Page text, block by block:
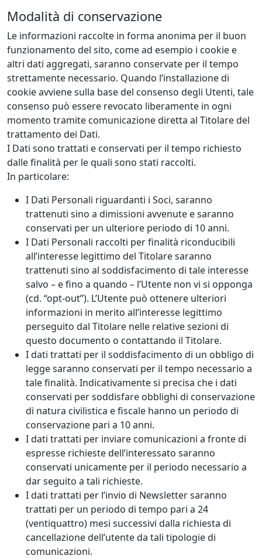
Modalità di conservazione
Le informazioni raccolte in forma anonima per il buon
funzionamento del sito, come ad esempio i cookie e
altri dati aggregati, saranno conservate per il tempo
strettamente necessario. Quando l’installazione di
cookie avviene sulla base del consenso degli Utenti, tale
consenso può essere revocato liberamente in ogni
momento tramite comunicazione diretta al Titolare del
trattamento dei Dati.
I Dati sono trattati e conservati per il tempo richiesto
dalle finalità per le quali sono stati raccolti.
In particolare:
I Dati Personali riguardanti i Soci, saranno
trattenuti sino a dimissioni avvenute e saranno
conservati per un ulteriore periodo di 10 anni.
I Dati Personali raccolti per finalità riconducibili
all’interesse legittimo del Titolare saranno
trattenuti sino al soddisfacimento di tale interesse
salvo – e fino a quando – l’Utente non vi si opponga
(cd. “opt-out”). L’Utente può ottenere ulteriori
informazioni in merito all’interesse legittimo
perseguito dal Titolare nelle relative sezioni di
questo documento o contattando il Titolare.
I dati trattati per il soddisfacimento di un obbligo di
legge saranno conservati per il tempo necessario a
tale finalità. Indicativamente si precisa che i dati
conservati per soddisfare obblighi di conservazione
di natura civilistica e fiscale hanno un periodo di
conservazione pari a 10 anni.
I dati trattati per inviare comunicazioni a fronte di
espresse richieste dell’interessato saranno
conservati unicamente per il periodo necessario a
dar seguito a tali richieste.
I dati trattati per l’invio di Newsletter saranno
trattati per un periodo di tempo pari a 24
(ventiquattro) mesi successivi dalla richiesta di
cancellazione dell’utente da tali tipologie di
comunicazioni.